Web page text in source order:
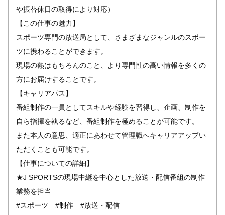
や振替休日の取得により対応）
【この仕事の魅力】
スポーツ専門の放送局として、さまざまなジャンルのスポー
ツに携わることができます。
現場の熱はもちろんのこと、より専門性の高い情報を多くの
方にお届けすることです。
【キャリアパス】
番組制作の一員としてスキルや経験を習得し、企画、制作を
自ら指揮を執るなど、番組制作を極めることが可能です。
また本人の意思、適正にあわせて管理職へキャリアアップい
ただくことも可能です。
【仕事についての詳細】
★J SPORTSの現場中継を中心とした放送・配信番組の制作
業務を担当
#スポーツ #制作 #放送・配信